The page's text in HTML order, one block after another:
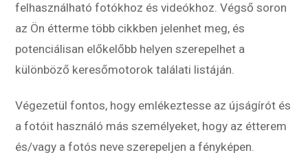
felhasználható fotókhoz és videókhoz. Végső soron
az Ön étterme több cikkben jelenhet meg, és
potenciálisan előkelőbb helyen szerepelhet a
különböző keresőmotorok találati listáján.
Végezetül fontos, hogy emlékeztesse az újságírót és
a fotóit használó más személyeket, hogy az étterem
és/vagy a fotós neve szerepeljen a fényképen.